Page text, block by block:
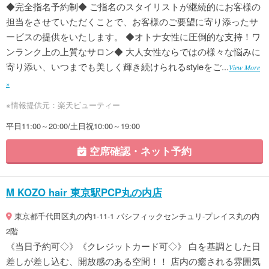
◆完全指名予約制◆ ご指名のスタイリストが継続的にお客様の
担当をさせていただくことで、お客様のご要望に寄り添ったサ
ービスの提供をいたします。 ◆オトナ女性に圧倒的な支持！ワ
ンランク上の上質なサロン◆ 大人女性ならではの様々な悩みに
寄り添い、いつまでも美しく輝き続けられるstyleをご...View More
»
※情報提供元：楽天ビューティー
平日11:00～20:00/土日祝10:00～19:00
空席確認・ネット予約
M KOZO hair 東京駅PCP丸の内店
東京都千代田区丸の内1-11-1 パシフィックセンチュリ-プレイス丸の内
2階
《当日予約可◇》《クレジットカード可◇》 白を基調とした日
差しが差し込む、開放感のある空間！！ 店内の癒される雰囲気